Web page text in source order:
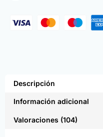
Descripción
Información adicional
Valoraciones (104)